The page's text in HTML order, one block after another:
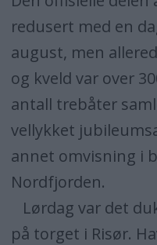
redusert med en
august, men
og kveld var over
antall trebåter
vellykket
annet omvisning i
Nordfjorden.
Lørdag var det
på torget i Risør.